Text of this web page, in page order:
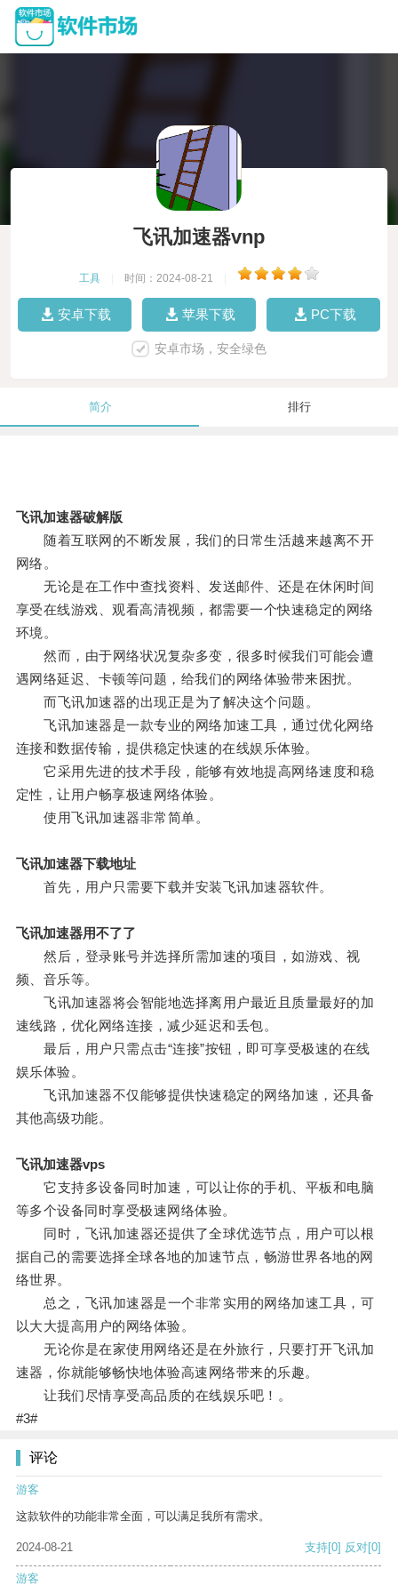
飞讯加速器vnp
工具 时间：2024-08-21
安卓下载 苹果下载 PC下载
安卓市场，安全绿色
简介 排行
飞讯加速器破解版
随着互联网的不断发展，我们的日常生活越来越离不开
网络。
无论是在工作中查找资料、发送邮件、还是在休闲时间
享受在线游戏、观看高清视频，都需要一个快速稳定的网络
环境。
然而，由于网络状况复杂多变，很多时候我们可能会遭
遇网络延迟、卡顿等问题，给我们的网络体验带来困扰。
而飞讯加速器的出现正是为了解决这个问题。
飞讯加速器是一款专业的网络加速工具，通过优化网络
连接和数据传输，提供稳定快速的在线娱乐体验。
它采用先进的技术手段，能够有效地提高网络速度和稳
定性，让用户畅享极速网络体验。
使用飞讯加速器非常简单。
飞讯加速器下载地址
首先，用户只需要下载并安装飞讯加速器软件。
飞讯加速器用不了了
然后，登录账号并选择所需加速的项目，如游戏、视
频、音乐等。
飞讯加速器将会智能地选择离用户最近且质量最好的加
速线路，优化网络连接，减少延迟和丢包。
最后，用户只需点击“连接”按钮，即可享受极速的在线
娱乐体验。
飞讯加速器不仅能够提供快速稳定的网络加速，还具备
其他高级功能。
飞讯加速器vps
它支持多设备同时加速，可以让你的手机、平板和电脑
等多个设备同时享受极速网络体验。
同时，飞讯加速器还提供了全球优选节点，用户可以根
据自己的需要选择全球各地的加速节点，畅游世界各地的网
络世界。
总之，飞讯加速器是一个非常实用的网络加速工具，可
以大大提高用户的网络体验。
无论你是在家使用网络还是在外旅行，只要打开飞讯加
速器，你就能够畅快地体验高速网络带来的乐趣。
让我们尽情享受高品质的在线娱乐吧！。
#3#
评论
游客
这款软件的功能非常全面，可以满足我所有需求。
2024-08-21 支持[0] 反对[0]
游客